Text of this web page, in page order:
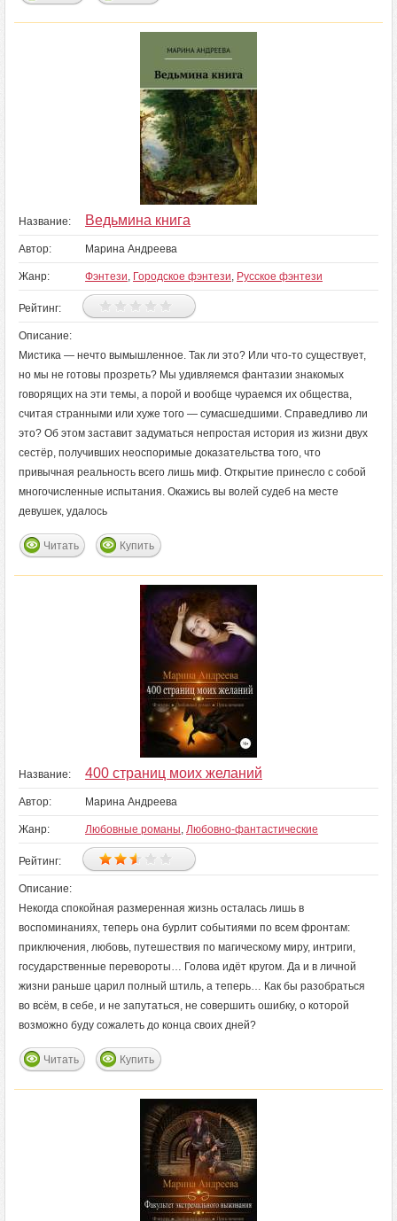
Название: Ведьмина книга
Автор: Марина Андреева
Жанр: Фэнтези, Городское фэнтези, Русское фэнтези
Рейтинг:
Описание:
Мистика — нечто вымышленное. Так ли это? Или что-то существует,
но мы не готовы прозреть? Мы удивляемся фантазии знакомых
говорящих на эти темы, а порой и вообще чураемся их общества,
считая странными или хуже того — сумасшедшими. Справедливо ли
это? Об этом заставит задуматься непростая история из жизни двух
сестёр, получивших неоспоримые доказательства того, что
привычная реальность всего лишь миф. Открытие принесло с собой
многочисленные испытания. Окажись вы волей судеб на месте
девушек, удалось
Читать Купить
Название: 400 страниц моих желаний
Автор: Марина Андреева
Жанр: Любовные романы, Любовно-фантастические
Рейтинг:
Описание:
Некогда спокойная размеренная жизнь осталась лишь в
воспоминаниях, теперь она бурлит событиями по всем фронтам:
приключения, любовь, путешествия по магическому миру, интриги,
государственные перевороты… Голова идёт кругом. Да и в личной
жизни раньше царил полный штиль, а теперь… Как бы разобраться
во всём, в себе, и не запутаться, не совершить ошибку, о которой
возможно буду сожалеть до конца своих дней?
Читать Купить